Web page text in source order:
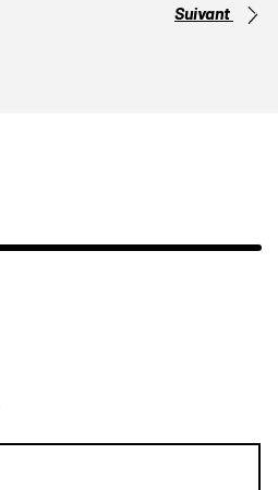
Suivant